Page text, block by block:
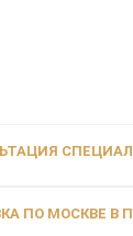
ПО МОСКВЕ В